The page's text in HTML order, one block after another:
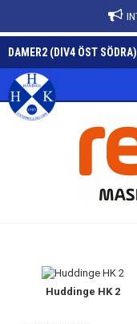
DAMER2 (DIV4 ÖST SÖDRA)
DAMER2-DIV4 ÖST SÖDRA
BILDGALLERIHuddinge HK 2